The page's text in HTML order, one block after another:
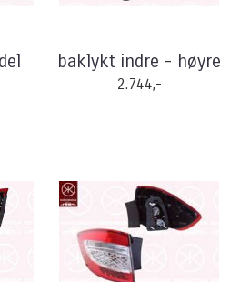
baklykt indre - høyre
2.744,-